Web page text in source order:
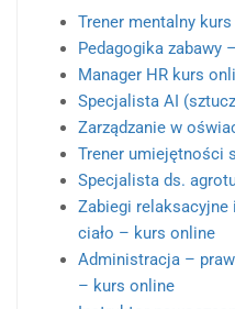
Trener mentalny
Pedagogika zabawy
Manager HR kurs
Specjalista AI
Zarządzanie w
Trener umiejętności
Specjalista ds.
Zabiegi relaksacyjne
ciało – kurs online
Administracja –
– kurs online